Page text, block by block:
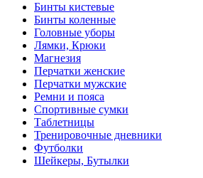
Бинты кистевые
Бинты коленные
Головные уборы
Лямки, Крюки
Магнезия
Перчатки женские
Перчатки мужские
Ремни и пояса
Спортивные сумки
Таблетницы
Тренировочные дневники
Футболки
Шейкеры, Бутылки